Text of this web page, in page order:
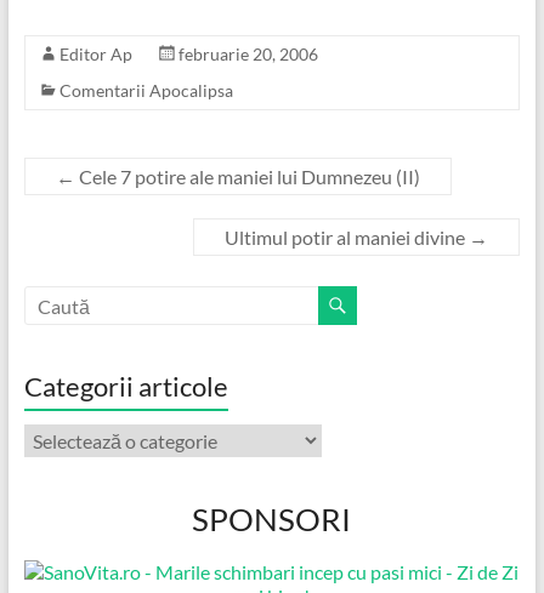
Editor Ap
februarie 20, 2006
Comentarii Apocalipsa
← Cele 7 potire ale maniei lui Dumnezeu (II)
Ultimul potir al maniei divine →
Categorii articole
Categorii
articole
SPONSORI